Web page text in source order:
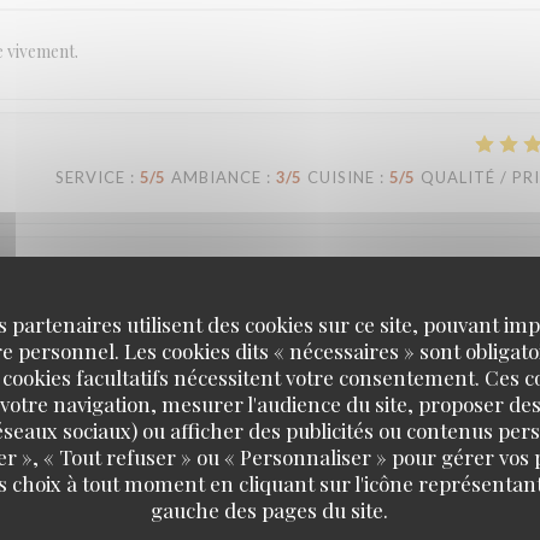
partenaires utilisent des cookies sur ce site, pouvant
personnel. Les cookies dits « nécessaires » sont
facultatifs nécessitent votre consentement. Ces
navigation, mesurer l'audience du site, proposer
sociaux) ou afficher des publicités ou contenus
», « Tout refuser » ou « Personnaliser » pour gérer vos
choix à tout moment en cliquant sur l'icône
gauche des pages du site.
vivement.
SERVICE : 5/5 AMBIANCE : 3/5 CUISINE : 5/5 QUALITÉ /
SERVICE: 5/5 AMBIANCE: 5 /5 CUISINE : 5/5 QUALITÉ /
toujours un grand plaisir. Plats très savoureux, carte qui change
Loco by Jem's